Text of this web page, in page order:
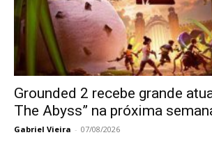
Grounded 2 recebe grande
The Abyss” na próxima
Gabriel Vieira - 07/08/2026